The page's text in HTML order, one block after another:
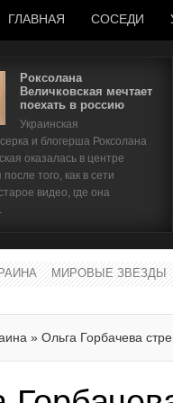
ГЛАВНАЯ СОСЕДИ
Роксолана
Величковская мечтает
поехать в россию
Украинская
и блогерша Роксолана
оказалась в центре
того, как в сети
видео, где она
МИРОВЫЕ ЗВЕЗДЫ
» Ольга Горбачева